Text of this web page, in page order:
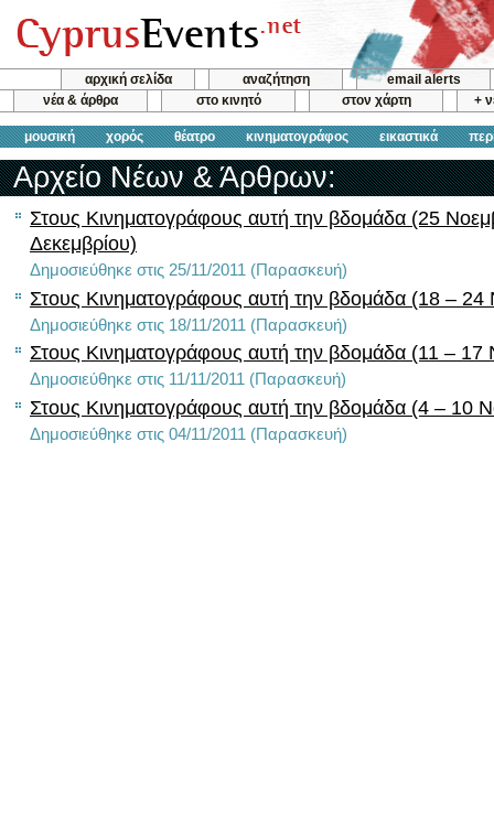
αρχική σελίδα αναζήτηση
email alerts
νέα & άρθρα
στο κινητό στον χάρτη +
μουσική χορός θέατρο κινηματογράφος εικαστικά
Αρχείο Νέων & Άρθρων:
Στους Κινηματογράφους αυτή την βδομάδα (25
Δεκεμβρίου)
Δημοσιεύθηκε στις 25/11/2011 (Παρασκευή)
Στους Κινηματογράφους αυτή την βδομάδα (18 – 24
Δημοσιεύθηκε στις 18/11/2011 (Παρασκευή)
Στους Κινηματογράφους αυτή την βδομάδα (11 – 17
Δημοσιεύθηκε στις 11/11/2011 (Παρασκευή)
Στους Κινηματογράφους αυτή την βδομάδα (4 – 10
Δημοσιεύθηκε στις 04/11/2011 (Παρασκευή)